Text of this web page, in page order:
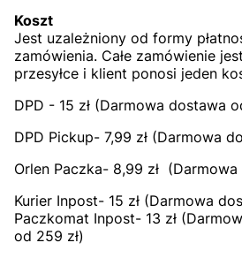
Koszt
Jest uzależniony od formy
zamówienia. Całe zamówienie
przesyłce i klient ponosi jeden
DPD - 15 zł (Darmowa dostawa
DPD Pickup- 7,99 zł (Darmowa
Orlen Paczka- 8,99 zł
Kurier Inpost- 15 zł (Darmowa
Paczkomat Inpost- 13 zł
od 259 zł)